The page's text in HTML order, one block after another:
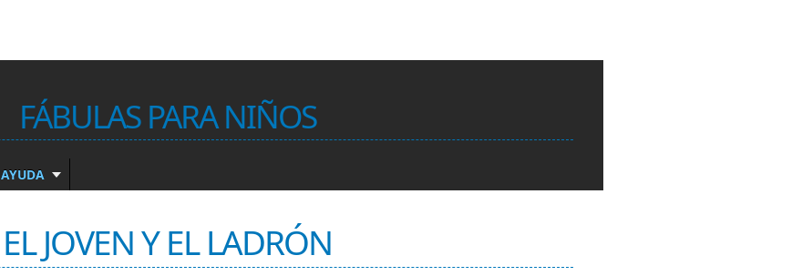
FÁBULAS PARA NIÑOS
AYUDA
EL JOVEN Y EL LADRÓN